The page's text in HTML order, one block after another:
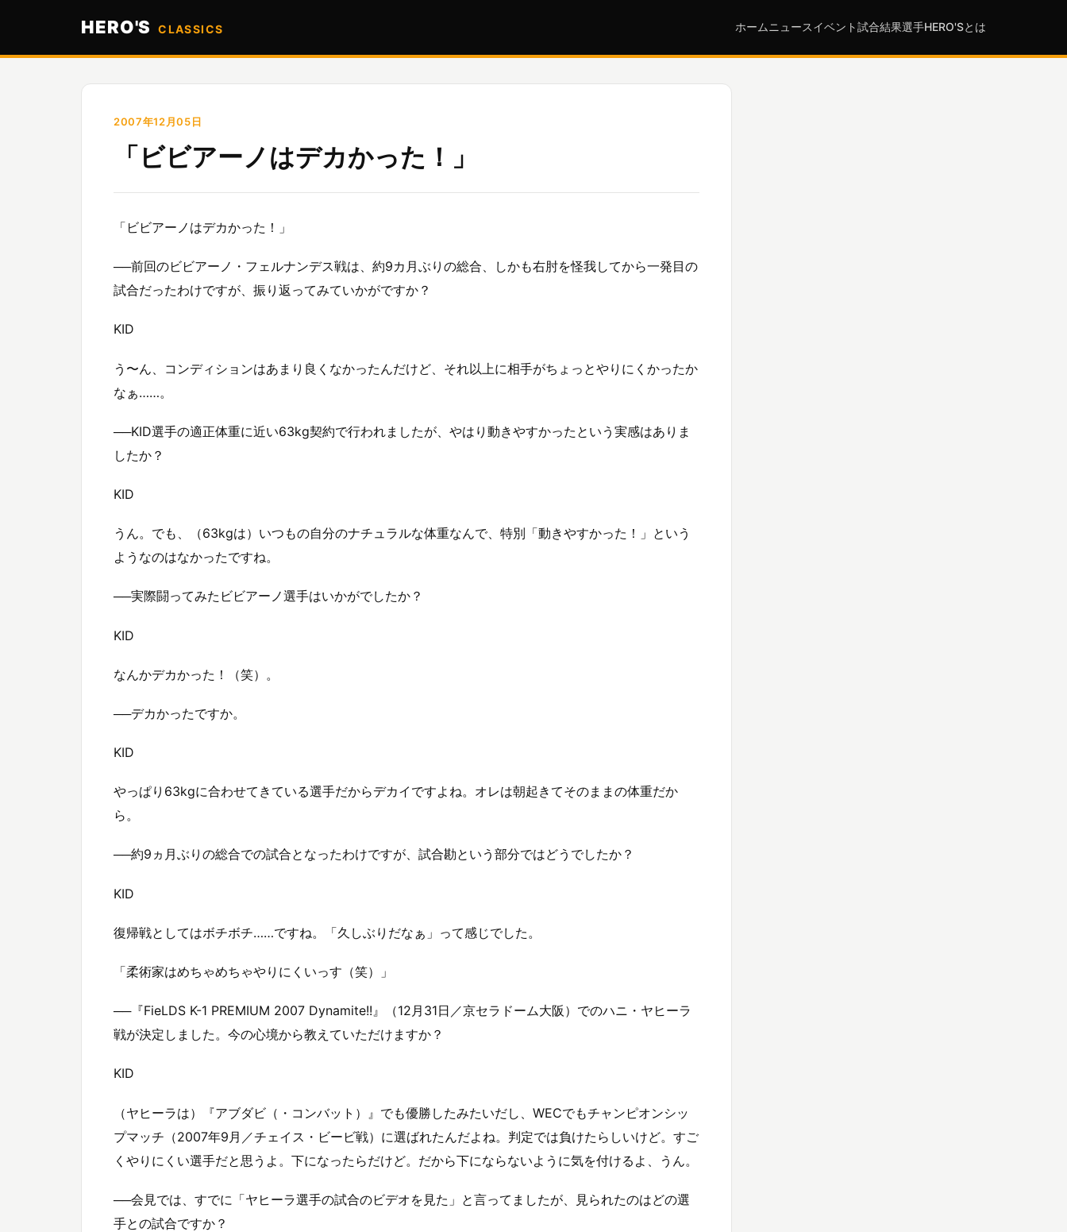
HERO'S CLASSICS ホーム ニュースイベント試合結果選手HERO'Sとは
2007年12月05日
「ビビアーノはデカかった！」
「ビビアーノはデカかった！」
──前回のビビアーノ・フェルナンデス戦は、約9カ月ぶりの総合、しかも右肘を怪我してから一発目の
試合だったわけですが、振り返ってみていかがですか？
KID
う〜ん、コンディションはあまり良くなかったんだけど、それ以上に相手がちょっとやりにくかったか
なぁ……。
──KID選手の適正体重に近い63kg契約で行われましたが、やはり動きやすかったという実感はありま
したか？
KID
うん。でも、（63kgは）いつもの自分のナチュラルな体重なんで、特別「動きやすかった！」という
ようなのはなかったですね。
──実際闘ってみたビビアーノ選手はいかがでしたか？
KID
なんかデカかった！（笑）。
──デカかったですか。
KID
やっぱり63kgに合わせてきている選手だからデカイですよね。オレは朝起きてそのままの体重だか
ら。
──約9ヵ月ぶりの総合での試合となったわけですが、試合勘という部分ではどうでしたか？
KID
復帰戦としてはボチボチ……ですね。「久しぶりだなぁ」って感じでした。
「柔術家はめちゃめちゃやりにくいっす（笑）」
──『FieLDS K-1 PREMIUM 2007 Dynamite!!』（12月31日／京セラドーム大阪）でのハニ・ヤヒーラ
戦が決定しました。今の心境から教えていただけますか？
KID
（ヤヒーラは）『アブダビ（・コンバット）』でも優勝したみたいだし、WECでもチャンピオンシッ
プマッチ（2007年9月／チェイス・ビービ戦）に選ばれたんだよね。判定では負けたらしいけど。すご
くやりにくい選手だと思うよ。下になったらだけど。だから下にならないように気を付けるよ、うん。
──会見では、すでに「ヤヒーラ選手の試合のビデオを見た」と言ってましたが、見られたのはどの選
手との試合ですか？